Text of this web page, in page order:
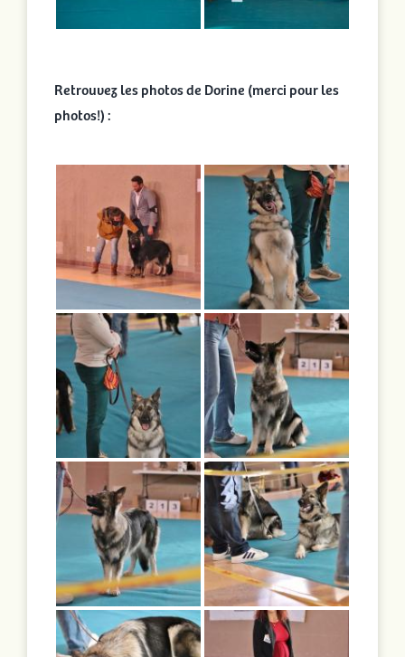
Retrouvez les photos de Dorine (merci pour les
photos!) :